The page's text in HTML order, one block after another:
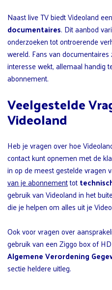
Naast live TV biedt Videoland een
documentaires. Dit aanbod
onderzoeken tot ontroerende
wereld. Fans van
interesse wekt, allemaal handig
abonnement.
Veelgestelde
Videoland
Heb je vragen over hoe
contact kunt opnemen met de
in op de meest gestelde vragen
van je abonnementtot
gebruik van Videoland in het
die je helpen om alles uit je
Ook voor vragen over
gebruik van een Ziggo box of
Algemene Verordening
sectie heldere uitleg.